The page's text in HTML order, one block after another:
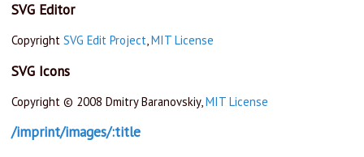
SVG Editor
Copyright SVG Edit Project,MIT License
SVG Icons
Copyright © 2008 Dmitry Baranovskiy, MIT License
/imprint/images/:title